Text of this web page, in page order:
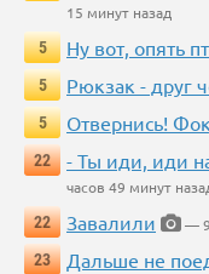
15 минут назад
5
Ну вот, опять
5
Рюкзак - друг
5
Отвернись!
22
- Ты иди, иди
часов 49 минут
22
Завалили
— 9
23
Дальше не